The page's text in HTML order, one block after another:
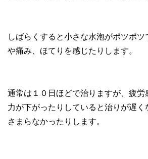
しばらくすると小さな水泡がポツポ
や痛み、ほてりを感じたりします。
通常は１０日ほどで治りますが、疲労
力が下がったりしていると治りが遅く
さまらなかったりします。